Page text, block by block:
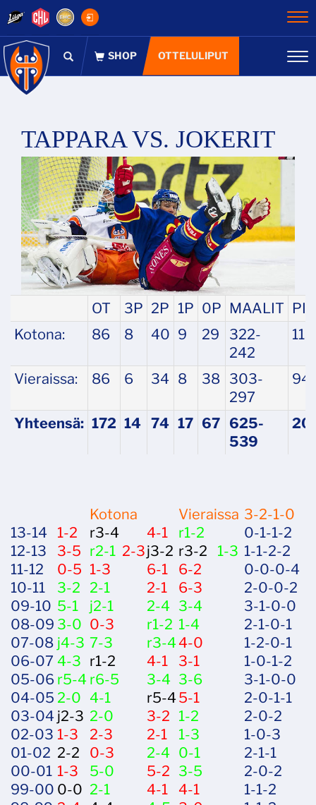
OTTELULIPUT
TAPPARA VS. JOKERIT
OT 3P 2P 1P 0P MAALIT PI
Kotona:
86 8 40 9 29
322-
242
113
Vieraissa: 86 6 34 8 38 303-
297
94
Yhteensä: 172 14 74 17 67 625-
539
Kotona Vieraissa 3-2-1-0
13-14
1-2 r3-4 4-1 r1-2
0-1-1-2
12-13
3-5 r2-1 2-3j3-2 r3-2 1-3 1-1-2-2
11-12
0-5 1-3 6-1 6-2
0-0-0-4
10-11
3-2 2-1 2-1 6-3
2-0-0-2
09-10 5-1 j2-1 2-4 3-4
3-1-0-0
08-09 3-0 0-3 r1-2 1-4
2-1-0-1
07-08 j4-3 7-3 r3-44-0
1-2-0-1
06-07 4-3 r1-2 4-1 3-1
1-0-1-2
05-06 r5-4 r6-5 3-4 3-6
3-1-0-0
04-05 2-0 4-1 r5-45-1
2-0-1-1
03-04 j2-3 2-0 3-2 1-2
2-0-2
02-03 1-3 2-3 2-1 1-3
1-0-3
01-02 2-2 0-3 2-4 0-1
2-1-1
00-01 1-3 5-0 5-2 3-5
2-0-2
99-00 0-0 2-1 4-1 4-1
1-1-2